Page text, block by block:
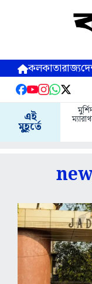
কলকাতারাজ্য
এই
মুহূর্তে